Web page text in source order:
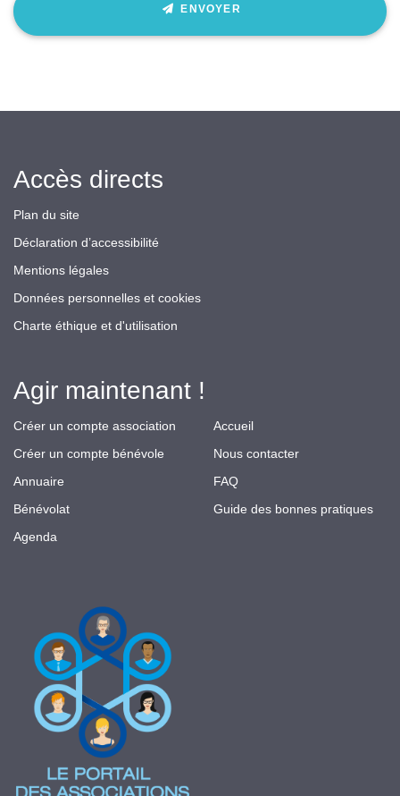
ENVOYER
Accès directs
Plan du site
Déclaration d’accessibilité
Mentions légales
Données personnelles et cookies
Charte éthique et d'utilisation
Agir maintenant !
Créer un compte association
Créer un compte bénévole
Annuaire
Bénévolat
Agenda
Accueil
Nous contacter
FAQ
Guide des bonnes pratiques